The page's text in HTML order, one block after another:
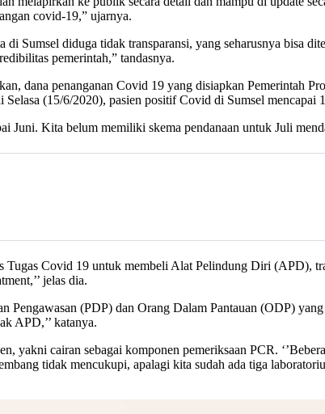
covid-19,” ujarnya.
Sumsel diduga tidak transparansi, yang seharusnya bisa
pemerintah,” tandasnya.
dana penanganan Covid 19 yang disiapkan Pemerintah
(15/6/2020), pasien positif Covid di Sumsel mencapai
Kita belum memiliki skema pendanaan untuk Juli
Tugas Covid 19 untuk membeli Alat Pelindung Diri (APD),
jelas dia.
Pengawasan (PDP) dan Orang Dalam Pantauan (ODP)
APD,’’ katanya.
yakni cairan sebagai komponen pemeriksaan PCR.
tidak mencukupi, apalagi kita sudah ada tiga